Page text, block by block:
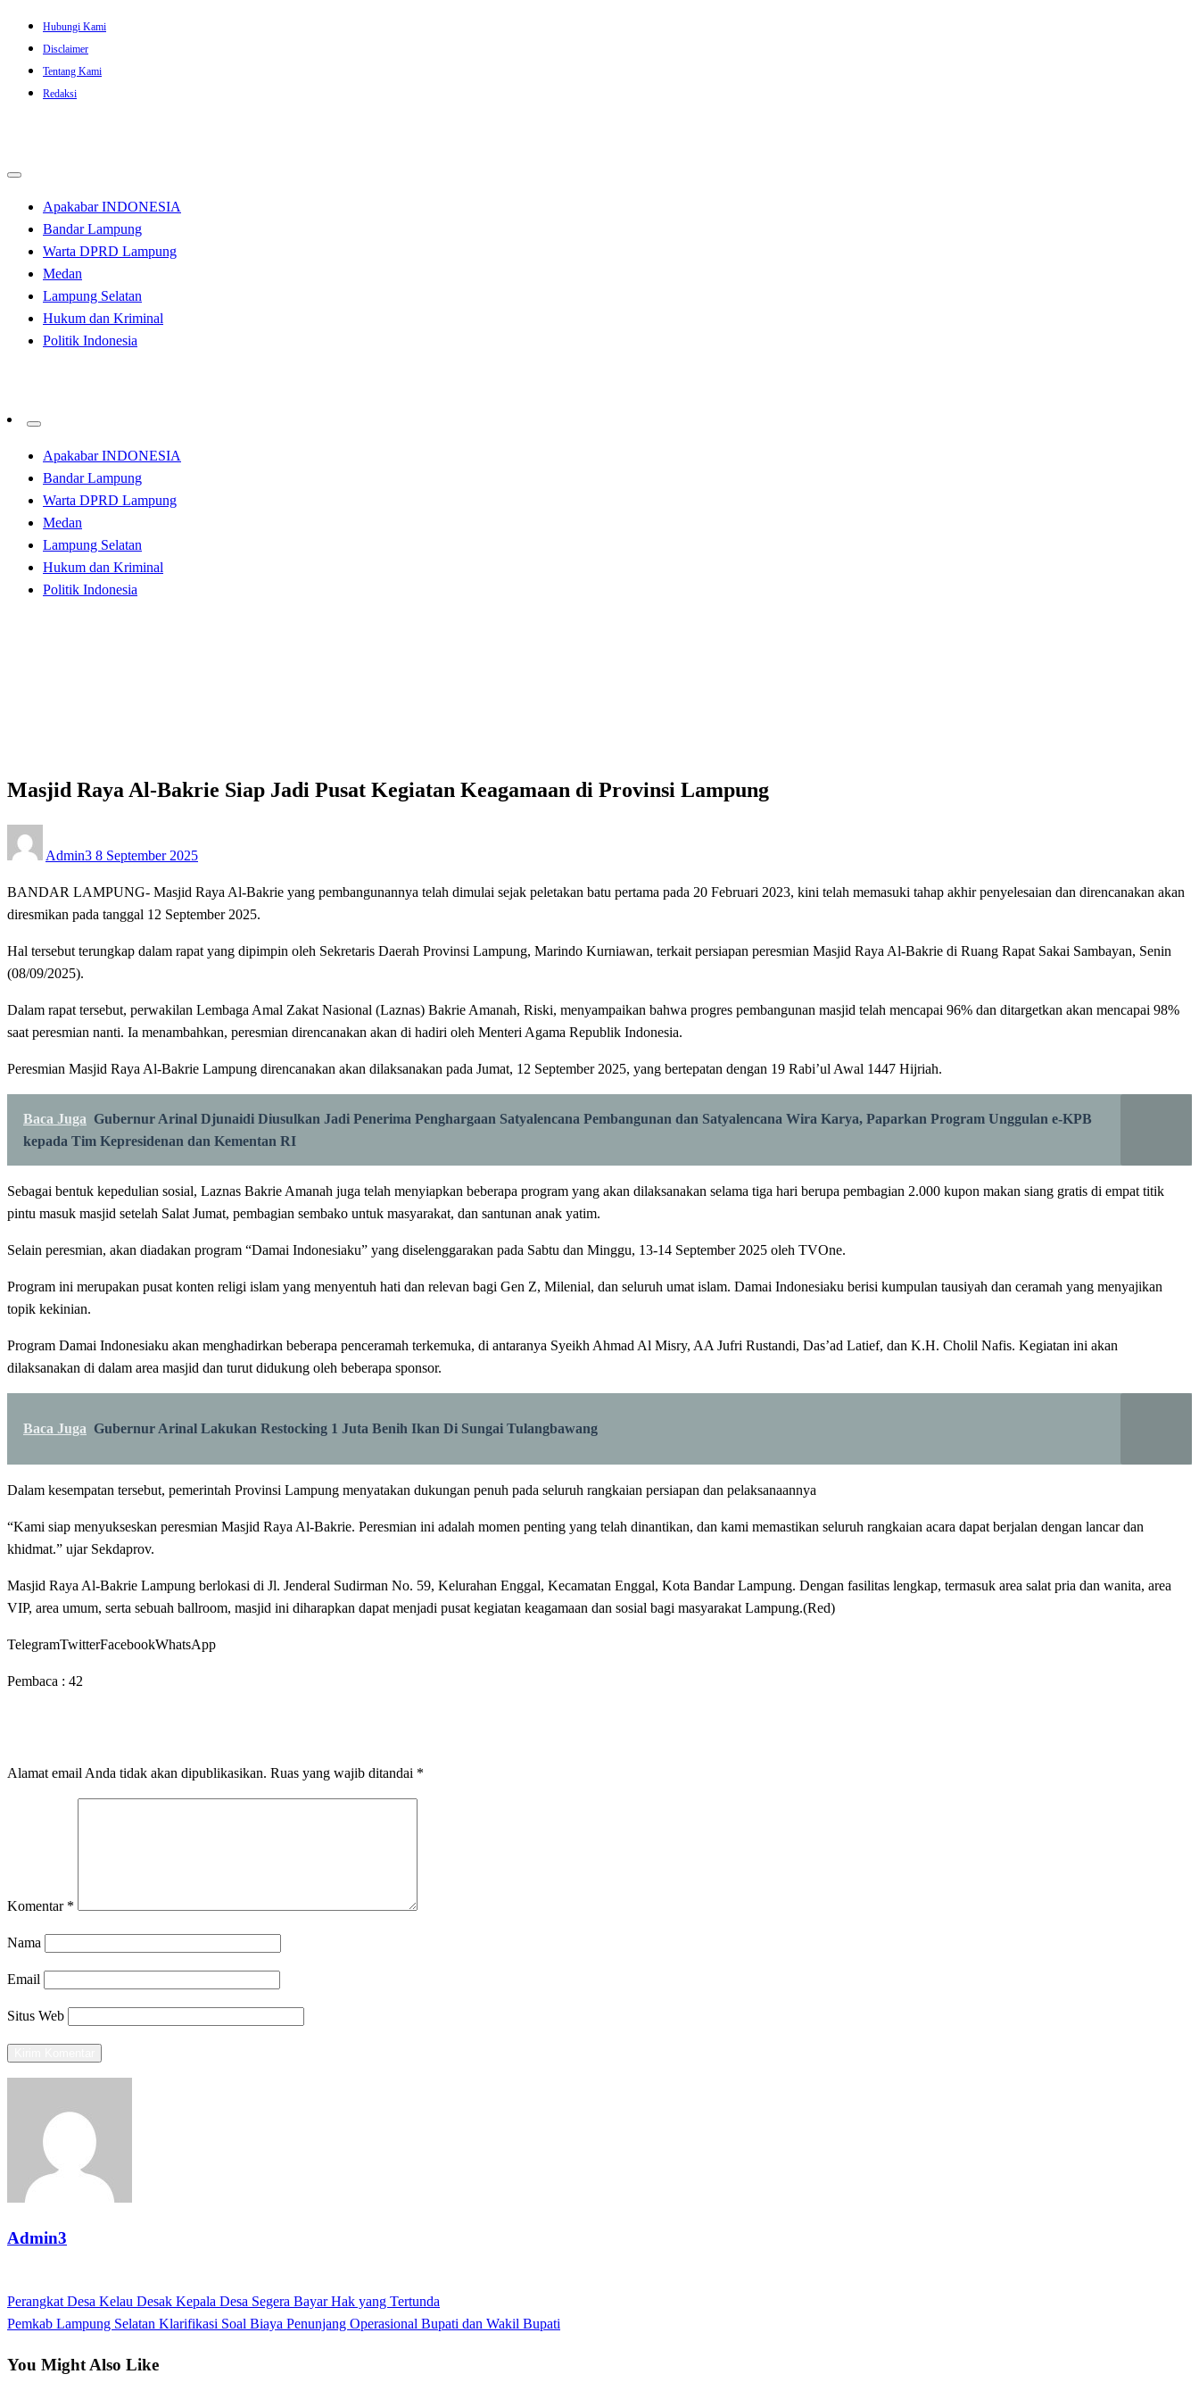
Skip
content
Hubungi Kami
Disclaimer
Tentang Kami
Redaksi
Apakabar INDONESIA
Bandar Lampung
Warta DPRD Lampung
Medan
Lampung Selatan
Hukum dan Kriminal
Politik Indonesia
Apakabar INDONESIA
Bandar Lampung
Warta DPRD Lampung
Medan
Lampung Selatan
Hukum dan Kriminal
Politik Indonesia
Masjid Raya Al-Bakrie Siap Jadi Pusat Kegiatan Keagamaan di Provinsi Lampung
Admin3 on
8 September 2025
BANDAR LAMPUNG- Masjid Raya Al-Bakrie yang pembangunannya telah dimulai sejak peletakan batu pertama pada 20 Februari 2023, kini telah memasuki tahap akhir penyelesaian dan direncanakan akan
diresmikan pada tanggal 12 September 2025.
Hal tersebut terungkap dalam rapat yang dipimpin oleh Sekretaris Daerah Provinsi Lampung, Marindo Kurniawan, terkait persiapan peresmian Masjid Raya Al-Bakrie di Ruang Rapat Sakai Sambayan, Senin
(08/09/2025).
Dalam rapat tersebut, perwakilan Lembaga Amal Zakat Nasional (Laznas) Bakrie Amanah, Riski, menyampaikan bahwa progres pembangunan masjid telah mencapai 96% dan ditargetkan akan mencapai 98%
saat peresmian nanti. Ia menambahkan, peresmian direncanakan akan di hadiri oleh Menteri Agama Republik Indonesia.
Peresmian Masjid Raya Al-Bakrie Lampung direncanakan akan dilaksanakan pada Jumat, 12 September 2025, yang bertepatan dengan 19 Rabi’ul Awal 1447 Hijriah.
Baca Juga Gubernur Arinal Djunaidi Diusulkan Jadi Penerima Penghargaan Satyalencana Pembangunan dan Satyalencana Wira Karya, Paparkan Program Unggulan e-KPB
kepada Tim Kepresidenan dan Kementan RI
Sebagai bentuk kepedulian sosial, Laznas Bakrie Amanah juga telah menyiapkan beberapa program yang akan dilaksanakan selama tiga hari berupa pembagian 2.000 kupon makan siang gratis di empat titik
pintu masuk masjid setelah Salat Jumat, pembagian sembako untuk masyarakat, dan santunan anak yatim.
Selain peresmian, akan diadakan program “Damai Indonesiaku” yang diselenggarakan pada Sabtu dan Minggu, 13-14 September 2025 oleh TVOne.
Program ini merupakan pusat konten religi islam yang menyentuh hati dan relevan bagi Gen Z, Milenial, dan seluruh umat islam. Damai Indonesiaku berisi kumpulan tausiyah dan ceramah yang menyajikan
topik kekinian.
Program Damai Indonesiaku akan menghadirkan beberapa penceramah terkemuka, di antaranya Syeikh Ahmad Al Misry, AA Jufri Rustandi, Das’ad Latief, dan K.H. Cholil Nafis. Kegiatan ini akan
dilaksanakan di dalam area masjid dan turut didukung oleh beberapa sponsor.
Baca Juga Gubernur Arinal Lakukan Restocking 1 Juta Benih Ikan Di Sungai Tulangbawang
Dalam kesempatan tersebut, pemerintah Provinsi Lampung menyatakan dukungan penuh pada seluruh rangkaian persiapan dan pelaksanaannya
“Kami siap menyukseskan peresmian Masjid Raya Al-Bakrie. Peresmian ini adalah momen penting yang telah dinantikan, dan kami memastikan seluruh rangkaian acara dapat berjalan dengan lancar dan
khidmat.” ujar Sekdaprov.
Masjid Raya Al-Bakrie Lampung berlokasi di Jl. Jenderal Sudirman No. 59, Kelurahan Enggal, Kecamatan Enggal, Kota Bandar Lampung. Dengan fasilitas lengkap, termasuk area salat pria dan wanita, area
VIP, area umum, serta sebuah ballroom, masjid ini diharapkan dapat menjadi pusat kegiatan keagamaan dan sosial bagi masyarakat Lampung.(Red)
TelegramTwitterFacebookWhatsApp
Pembaca : 42
Alamat email Anda tidak akan dipublikasikan. Ruas yang wajib ditandai *
Komentar *
Nama
Email
Situs Web
Admin3
Navigasi
Previous
Post
Perangkat Desa Kelau Desak Kepala Desa Segera Bayar Hak yang Tertunda
Next
Pemkab Lampung Selatan Klarifikasi Soal Biaya Penunjang Operasional Bupati dan Wakil Bupati
You Might Also Like